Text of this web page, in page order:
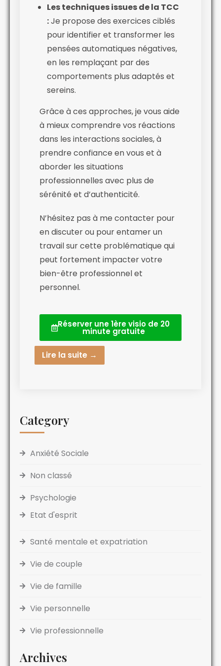
Les techniques issues de la TCC
:Je propose des exercices ciblés
pour identifier et transformer les
pensées automatiques négatives,
en les remplaçant par des
comportements plus adaptés et
sereins.
Grâce à ces approches, je vous aide
à mieux comprendre vos réactions
dans les interactions sociales, à
prendre confiance en vous et à
aborder les situations
professionnelles avec plus de
sérénité et d’authenticité.
N’hésitez pas à me contacter pour
en discuter ou pour entamer un
travail sur cette problématique qui
peut fortement impacter votre
bien-être professionnel et
personnel.
Réserver une 1ère visio de 20
minute gratuite
Lire la suite →
Category
Anxiété Sociale
Non classé
Psychologie
Etat d'esprit
Santé mentale et expatriation
Vie de couple
Vie de famille
Vie personnelle
Vie professionnelle
Archives